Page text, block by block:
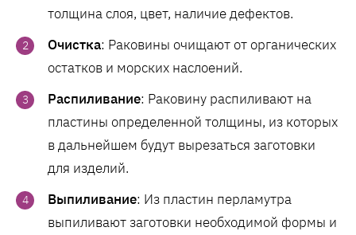
толщина слоя, цвет, наличие дефектов.
Очистка: Раковины очищают от органических
остатков и морских наслоений.
Распиливание: Раковину распиливают на
пластины определенной толщины, из которых
в дальнейшем будут вырезаться заготовки
для изделий.
Выпиливание: Из пластин перламутра
выпиливают заготовки необходимой формы и